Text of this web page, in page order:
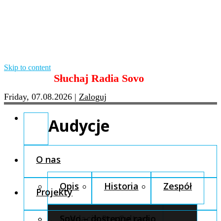
Skip to content
Słuchaj Radia Sovo
Friday, 07.08.2026 | Zaloguj
O nas
Opis Historia Zespół
Fundacja Pro Cultura
Projekty
SoVo – dostępne radio
Audycje